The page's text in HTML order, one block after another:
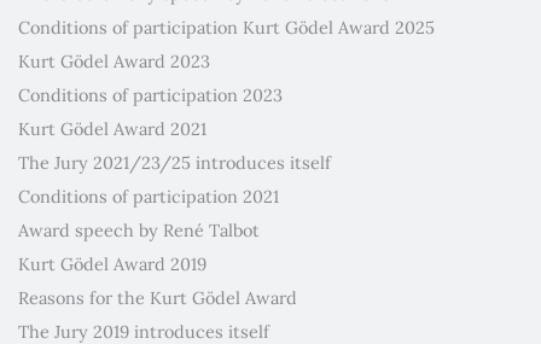
Conditions of participation Kurt Gödel Award 2025
Kurt Gödel Award 2023
Conditions of participation 2023
Kurt Gödel Award 2021
The Jury 2021/23/25 introduces itself
Conditions of participation 2021
Award speech by René Talbot
Kurt Gödel Award 2019
Reasons for the Kurt Gödel Award
The Jury 2019 introduces itself